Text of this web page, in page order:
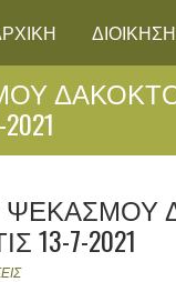
ΔΙΟΙΚΗΣΗ
ΨΕΚΑΣΜΟΥ
13-7-2021